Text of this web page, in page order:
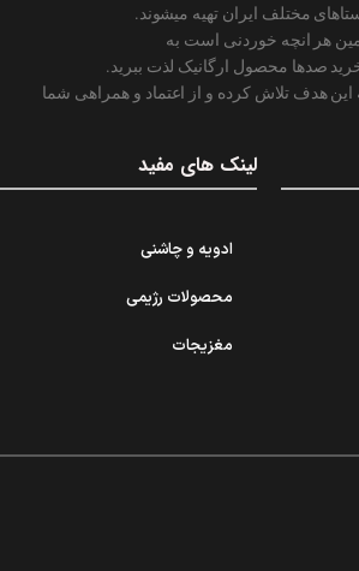
مختلف ایران تهیه میشوند.
هر انچه خوردنی است به
صدها محصول ارگانیک لذت ببرید.
این هدف تلاش کرده و از اعتماد و همراهی شما
لینک های مفید
ادویه و چاشنی
محصولات رژیمی
مغزیجات